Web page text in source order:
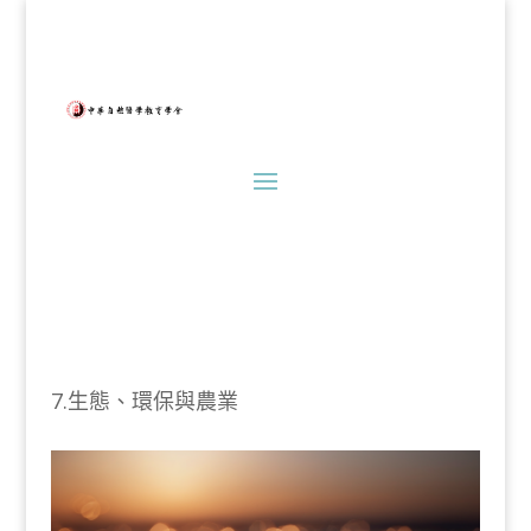
7.生態、環保與農業